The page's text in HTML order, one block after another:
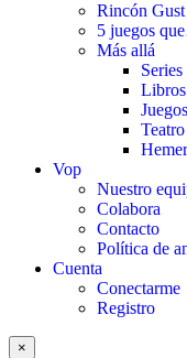
Rincón Gust
5 juegos
Más allá
Libros
Teatro
Vop
Nuestro
Colabora
Contacto
Política de
Cuenta
Conectarme
Registro
×